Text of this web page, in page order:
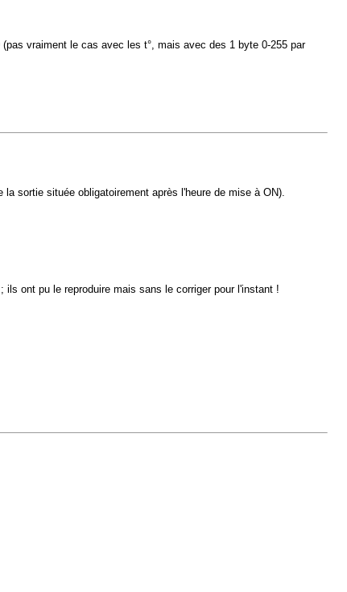
vraiment le cas avec les t°, mais avec des 1 byte 0-255 par
sortie située obligatoirement après l'heure de mise à ON).
ont pu le reproduire mais sans le corriger pour l'instant !